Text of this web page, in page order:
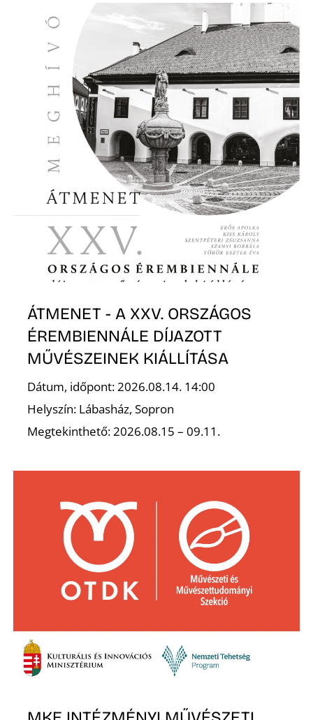
ÁTMENET - A XXV. ORSZÁGOS
ÉREMBIENNÁLE DÍJAZOTT
MŰVÉSZEINEK KIÁLLÍTÁSA
Dátum, időpont: 2026.08.14. 14:00
Helyszín: Lábasház, Sopron
Megtekinthető: 2026.08.15 – 09.11.